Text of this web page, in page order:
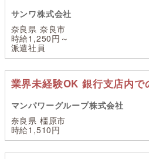
サンワ株式会社
奈良県 奈良市
時給1,250円～
派遣社員
業界未経験OK 銀行支店内
マンパワーグループ株式会社
奈良県 橿原市
時給1,510円